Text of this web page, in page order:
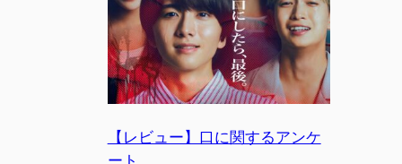
【レビュー】口に関するアンケ